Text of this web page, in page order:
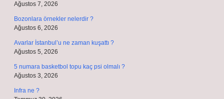
Ağustos 7, 2026
Bozonlara örnekler nelerdir ?
Ağustos 6, 2026
Avarlar İstanbul’u ne zaman kuşattı ?
Ağustos 5, 2026
5 numara basketbol topu kaç psi olmalı ?
Ağustos 3, 2026
Infra ne ?